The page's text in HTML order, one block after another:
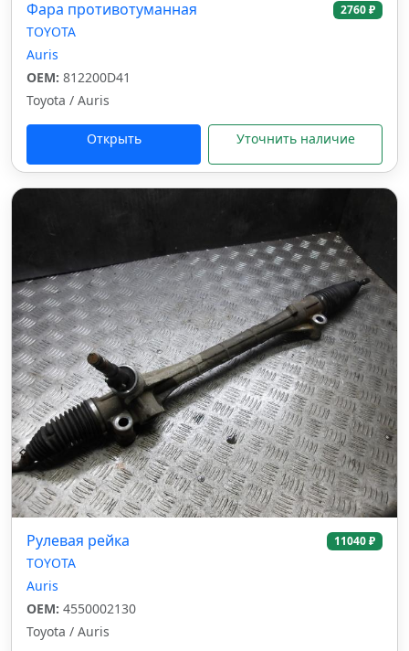
Фара противотуманная 2760 ₽
TOYOTA
Auris
OEM: 812200D41
Toyota / Auris
Открыть Уточнить наличие
Рулевая рейка 11040 ₽
TOYOTA
Auris
OEM: 4550002130
Toyota / Auris